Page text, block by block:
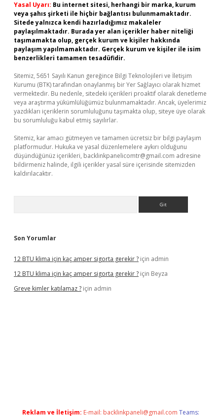
Yasal Uyarı: Bu internet sitesi, herhangi bir marka, kurum
veya şahıs şirketi ile hiçbir bağlantısı bulunmamaktadır.
Sitede yalnızca kendi hazırladığımız makaleler
paylaşılmaktadır. Burada yer alan içerikler haber niteliği
taşımamakta olup, gerçek kurum ve kişiler hakkında
paylaşım yapılmamaktadır. Gerçek kurum ve kişiler ile isim
benzerlikleri tamamen tesadüfidir.
Sitemiz, 5651 Sayılı Kanun gereğince Bilgi Teknolojileri ve İletişim
Kurumu (BTK) tarafından onaylanmış bir Yer Sağlayıcı olarak hizmet
vermektedir. Bu nedenle, sitedeki içerikleri proaktif olarak denetleme
veya araştırma yükümlülüğümüz bulunmamaktadır. Ancak, üyelerimiz
yazdıkları içeriklerin sorumluluğunu taşımakta olup, siteye üye olarak
bu sorumluluğu kabul etmiş sayılırlar.
Sitemiz, kar amacı gütmeyen ve tamamen ücretsiz bir bilgi paylaşım
platformudur. Hukuka ve yasal düzenlemelere aykırı olduğunu
düşündüğünüz içerikleri, backlinkpanelicomtr@gmail.com adresine
bildirmeniz halinde, ilgili içerikler yasal süre içerisinde sitemizden
kaldırılacaktır.
Son Yorumlar
12 BTU klima için kaç amper sigorta gerekir ? için admin
12 BTU klima için kaç amper sigorta gerekir ? için Beyza
Greve kimler katılamaz ? için admin
Reklam ve İletişim: E-mail: backlinkpaneli@gmail.com Teams: